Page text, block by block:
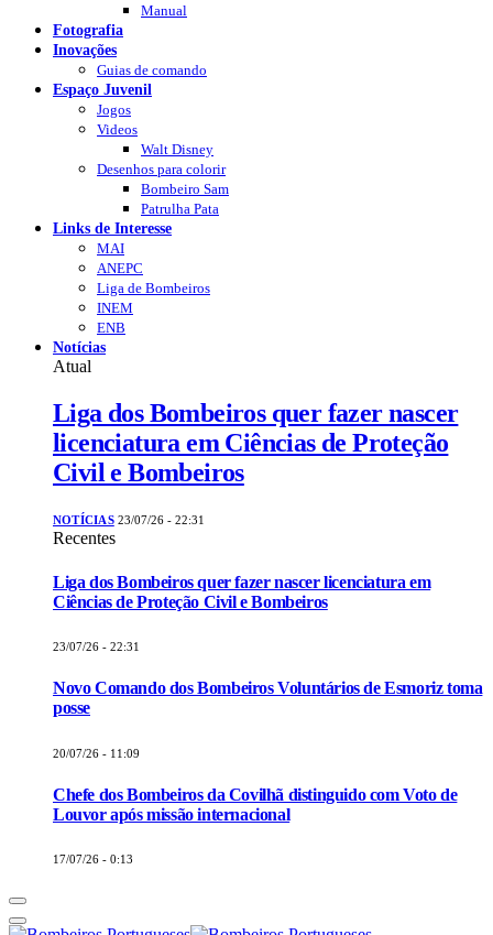
Manual
Fotografia
Inovações
Guias de comando
Espaço Juvenil
Jogos
Videos
Walt Disney
Desenhos para colorir
Bombeiro Sam
Patrulha Pata
Links de Interesse
MAI
ANEPC
Liga de Bombeiros
INEM
ENB
Notícias
Atual
Liga dos Bombeiros quer fazer nascer
licenciatura em Ciências de Proteção
Civil e Bombeiros
NOTÍCIAS 23/07/26 - 22:31
Recentes
Liga dos Bombeiros quer fazer nascer licenciatura em
Ciências de Proteção Civil e Bombeiros
23/07/26 - 22:31
Novo Comando dos Bombeiros Voluntários de Esmoriz toma
posse
20/07/26 - 11:09
Chefe dos Bombeiros da Covilhã distinguido com Voto de
Louvor após missão internacional
17/07/26 - 0:13